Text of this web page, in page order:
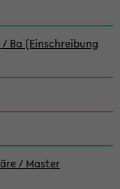
Ba (Einschreibung
/ Master